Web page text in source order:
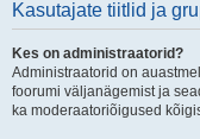
Kasutajate tiitlid ja
Kes on administraatorid?
Administraatorid on
foorumi väljanägemist ja
ka moderaatoriõigused